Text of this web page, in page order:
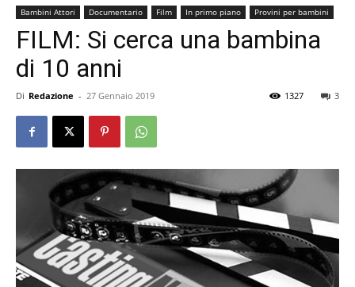
Bambini Attori Documentario Film In primo piano Provini per bambini
FILM: Si cerca una bambina
di 10 anni
Di Redazione - 27 Gennaio 2019 3
1327